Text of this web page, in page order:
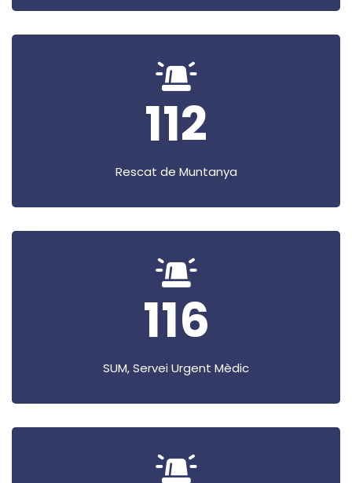
112
Rescat de Muntanya
116
SUM, Servei Urgent Mèdic